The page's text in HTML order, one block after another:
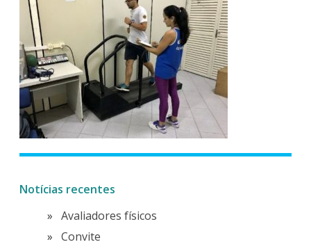
Notícias recentes
Avaliadores físicos
Convite